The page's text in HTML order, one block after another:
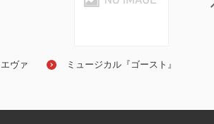
浦井健治
ヴァ
ミュージカル『ゴースト』